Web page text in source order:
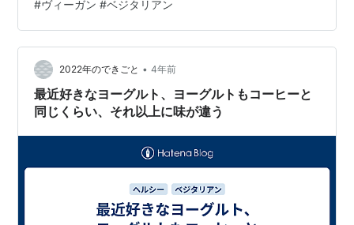
した。 ホットプレート2枚分で60個くらい焼けます。 材
料 クイックオーツ 200g ベーキングパウダー 小1と1/2
出汁 (作り方は下に) 900〜1L(生地の硬さを見て) 醤油 大
1 砂糖 大1 山芋 50g 木綿豆腐 100〜150…
#ヴィーガン #ベジタリアン
2022年のできごと • 4年前
最近好きなヨーグルト、ヨーグルトもコーヒーと
同じくらい、それ以上に味が違う